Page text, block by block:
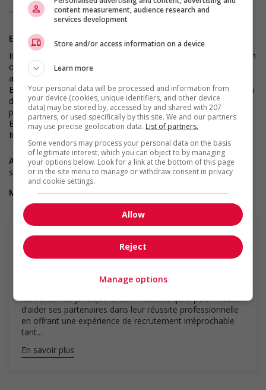
CNESST - License number: AP-2000442
... Lire la suite
Exigences
Importante - Diplôme universitaire en gestion, en administration
ou expérience équivalente démontrant la capacité à répondre
aux exigences clés du poste
Essentielle - Expérience dans un rôle similaire incluant la gestion
de services administratifs et juridiques en cabinet de services
professionnels
Essentielle - Très bon bilinguisme parlé et écrit
Importante - Expérience incluant de la supervision d’équipes
Avantages salariaux : Oui : Excellente gamme d’avantages
sociaux, salaire compétitif
Mobilité : non
Montpetit est un cabinet de recrutement spécialisé dans
les domaines juridique et administratif, qui a pour mission
d’aider ses partenaires dans leur réussite professionnelle
en offrant une expérience de recrutement irréprochable
tant...
En savoir plus
content measurement, audience research and
services development
Store and/or access information on a device
Learn more
Your personal data will be processed and information from
your device (cookies, unique identifiers, and other device
data) may be stored by, accessed by and shared with 207
partners, or used specifically by this site. We and our partners
may use precise geolocation data. List of partners.
Some vendors may process your personal data on the basis
of legitimate interest, which you can object to by managing
your options below. Look for a link at the bottom of this page
or in the site menu to manage or withdraw consent in privacy
and cookie settings.
Allow
Reject
Manage options